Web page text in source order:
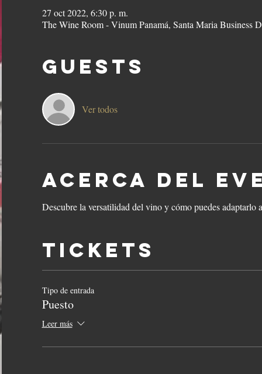
27 oct 2022, 6:30 p. m.
The Wine Room - Vinum Panamá, Santa Maria Business
Guests
Ver todos
Acerca del
Descubre la versatilidad del vino y cómo puedes adaptarlo
Tickets
Tipo de entrada
Puesto
Leer más